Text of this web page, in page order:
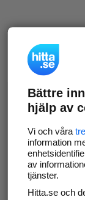
Bättre
hjälp av
Vi och våra
information
av
tjänster.
Hitta.se och